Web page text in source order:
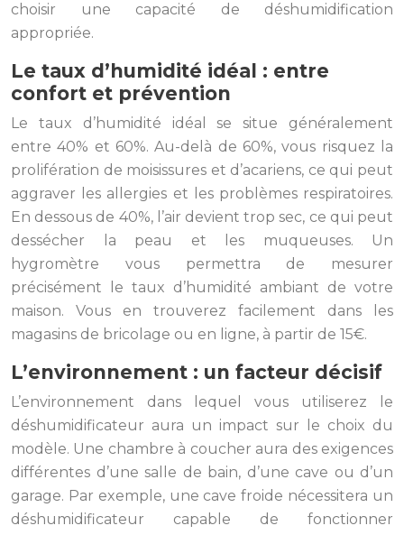
choisir une capacité de déshumidification
appropriée.
Le taux d’humidité idéal : entre
confort et prévention
Le taux d’humidité idéal se situe généralement
entre 40% et 60%. Au-delà de 60%, vous risquez la
prolifération de moisissures et d’acariens, ce qui peut
aggraver les allergies et les problèmes respiratoires.
En dessous de 40%, l’air devient trop sec, ce qui peut
dessécher la peau et les muqueuses. Un
hygromètre vous permettra de mesurer
précisément le taux d’humidité ambiant de votre
maison. Vous en trouverez facilement dans les
magasins de bricolage ou en ligne, à partir de 15€.
L’environnement : un facteur décisif
L’environnement dans lequel vous utiliserez le
déshumidificateur aura un impact sur le choix du
modèle. Une chambre à coucher aura des exigences
différentes d’une salle de bain, d’une cave ou d’un
garage. Par exemple, une cave froide nécessitera un
déshumidificateur capable de fonctionner